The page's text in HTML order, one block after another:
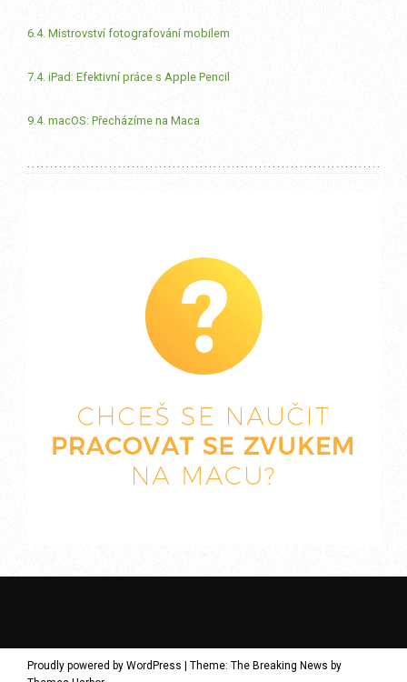
6.4. Mistrovství fotografování mobilem
7.4. iPad: Efektivní práce s Apple Pencil
9.4. macOS: Přecházíme na Maca
Proudly powered by WordPress
Theme: The Breaking News by